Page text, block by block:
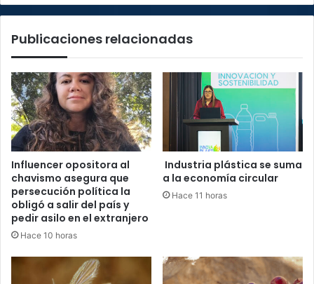
Publicaciones relacionadas
Influencer opositora al
chavismo asegura que
persecución política la
obligó a salir del país y
pedir asilo en el extranjero
Hace 10 horas
Industria plástica se suma
a la economía circular
Hace 11 horas